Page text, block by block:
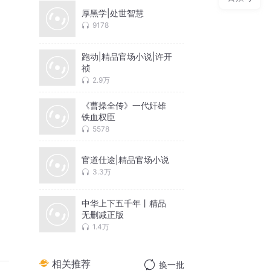
厚黑学|处世智慧
9178
跑动|精品官场小说|许开
祯
2.9万
《曹操全传》一代奸雄
铁血权臣
5578
官道仕途|精品官场小说
3.3万
中华上下五千年丨精品
无删减正版
1.4万
相关推荐 换一批